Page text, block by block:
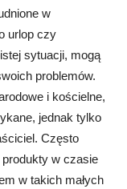
w
urlop czy
sytuacji, mogą
problemów.
i kościelne,
jednak tylko
Często
w czasie
w takich małych